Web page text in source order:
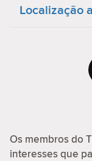
Localização
Os membros do
interesses que